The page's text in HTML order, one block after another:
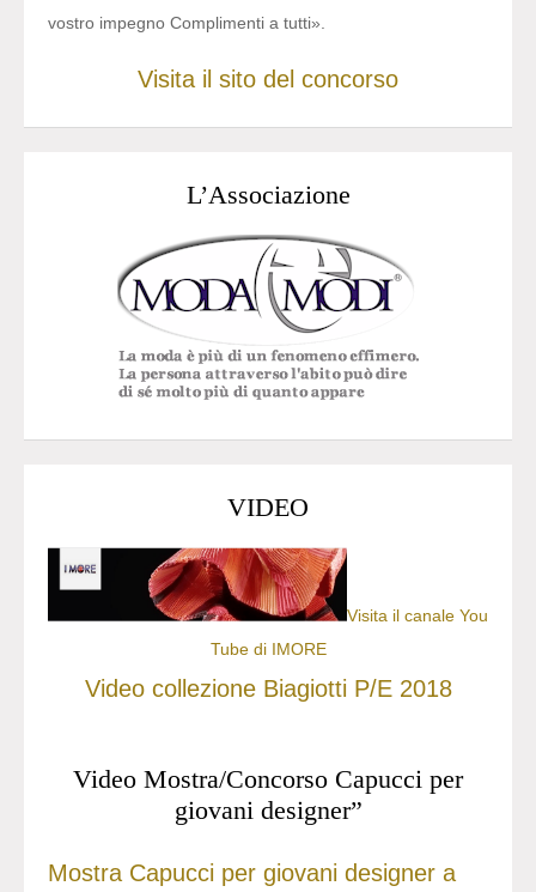
vostro impegno Complimenti a tutti».
Visita il sito del concorso
L’Associazione
VIDEO
Visita il canale You
Tube di IMORE
Video collezione Biagiotti P/E 2018
Video Mostra/Concorso Capucci per
giovani designer”
Mostra Capucci per giovani designer a